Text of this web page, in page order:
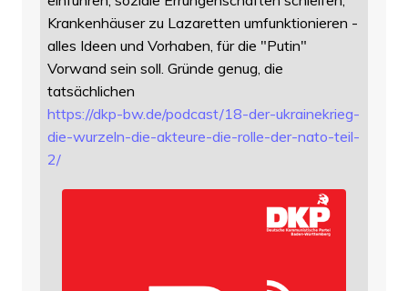
Krankenhäuser zu Lazaretten umfunktionieren -
alles Ideen und Vorhaben, für die "Putin"
Vorwand sein soll. Gründe genug, die
tatsächlichen
https://dkp-bw.de/podcast/18-der-ukrainekrieg-
die-wurzeln-die-akteure-die-rolle-der-nato-teil-
2/